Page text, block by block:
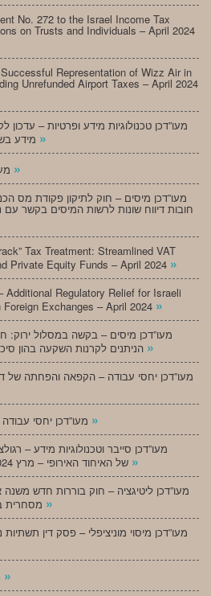
No. 272 to the Israel Income Tax
on Trusts and Individuals – April 2024
Representation of Wizz Air in
Unrefunded Airport Taxes – April 2024
מעו”דכן טכנולוגיות מידע ופרטיות – עדכון
»
»
חובות דיווח שונות לרשות המיסים בקשר עם
Tax Treatment: Streamlined VAT
Private Equity Funds – April 2024 »
Additional Regulatory Relief for Israeli
Exchanges – April 2024 »
מעו”דכן מיסים – בקשה במסלול ירוק:
»
»
מעו”דכן סייבר וטכנולוגיות מידע –
»
מעו”דכן ליטיגציה – חוק בוררות חדש משנה
»
מעו”דכן מיסוי מוניציפלי – פסק דין
»